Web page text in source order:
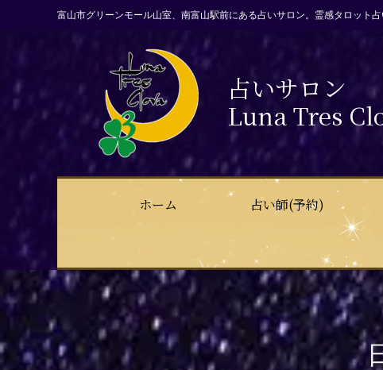
富山市グリーンモール山室、南富山駅前にある占いサロン。霊感タロット
占いサロン
Luna Tres
ホーム 占い師(予約)